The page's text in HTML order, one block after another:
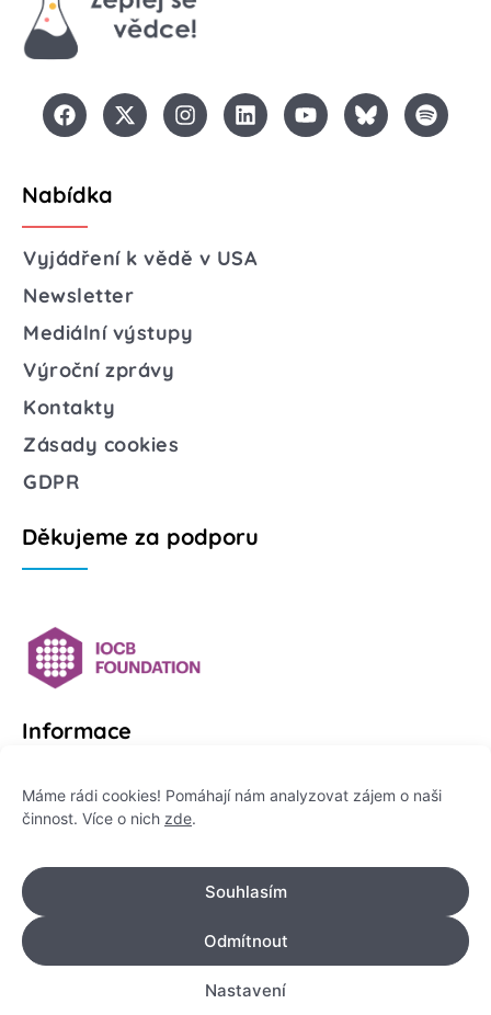
Máme rádi cookies! Pomáhají nám analyzovat zájem o naši
činnost. Více o nich zde.
Souhlasím
Odmítnout
Nastavení
Nabídka
Vyjádření k vědě v USA
Newsletter
Mediální výstupy
Výroční zprávy
Kontakty
Zásady cookies
GDPR
Děkujeme za podporu
Informace
Platformu Zeptej se vědce provozuje:
IČO: 178 47 389
Flemingovo náměstí 542/2,
Dejvice, 160 00 Praha 6
info@zeptejsevedce.cz